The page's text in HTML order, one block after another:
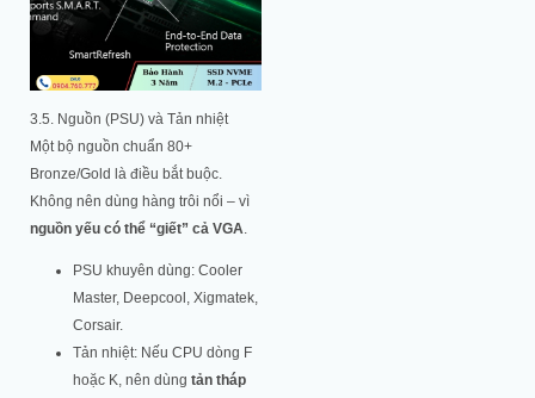
3.5. Nguồn (PSU) và Tản nhiệt
Một bộ nguồn chuẩn 80+
Bronze/Gold là điều bắt buộc.
Không nên dùng hàng trôi nổi – vì
nguồn yếu có thể “giết” cả VGA.
PSU khuyên dùng: Cooler
Master, Deepcool, Xigmatek,
Corsair.
Tản nhiệt: Nếu CPU dòng F
hoặc K, nên dùng tản tháp